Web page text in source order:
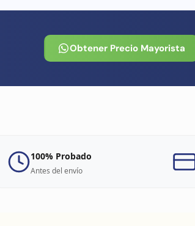
Obtener Precio Mayorista
100% Probado
Antes del envío